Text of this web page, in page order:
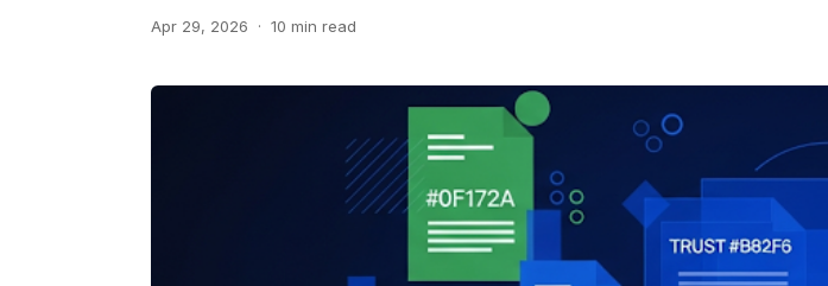
Apr 29, 2026 · 10 min read